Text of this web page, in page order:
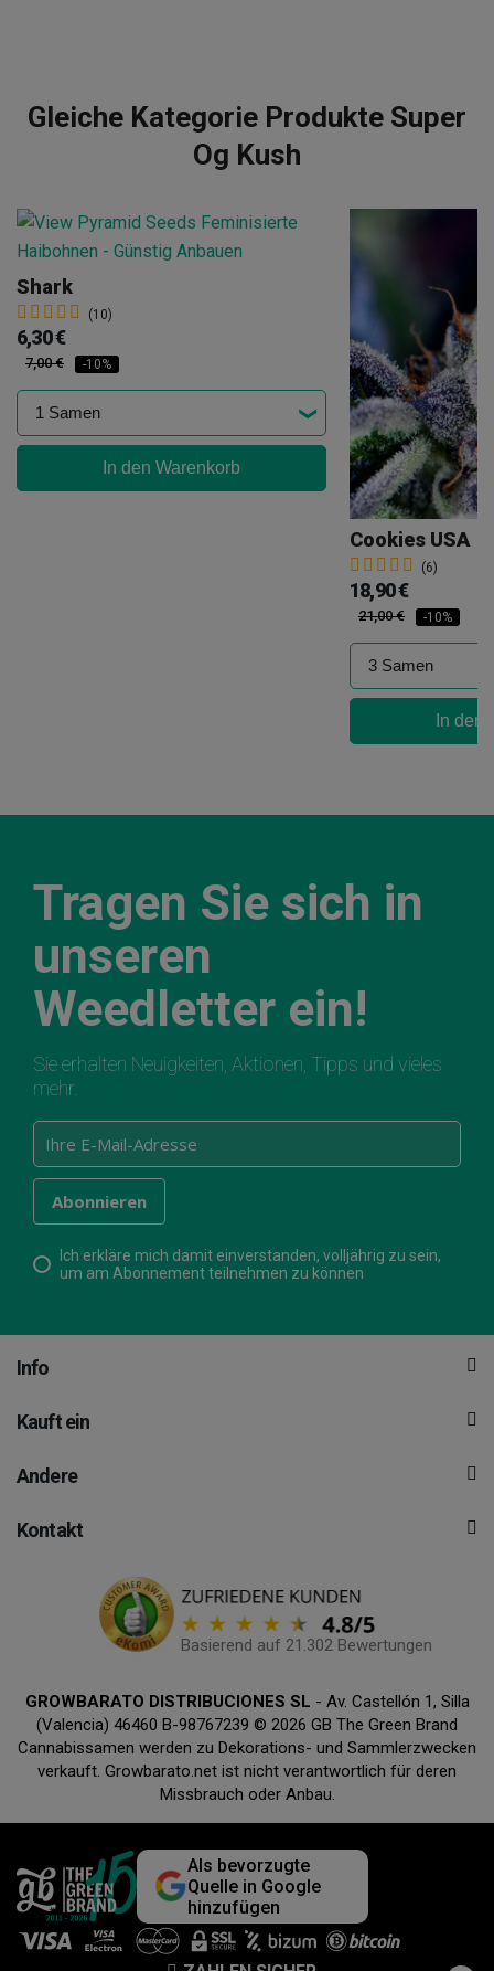
Gleiche Kategorie Produkte Super
Og Kush
Shark
(10)
6,30 €
7,00 € -10%
In den Warenkorb
Cookies USA
(6)
18,90 €
21,00 € -10%
In den
Tragen Sie sich in
unseren
Weedletter ein!
Sie erhalten Neuigkeiten, Aktionen, Tipps und vieles
mehr.
Ich erkläre mich damit einverstanden, volljährig zu sein,
um am Abonnement teilnehmen zu können
Info
Kauft ein
Andere
Kontakt
Basierend auf 21.302 Bewertungen
GROWBARATO DISTRIBUCIONES SL - Av. Castellón 1, Silla
(Valencia) 46460 B-98767239 © 2026 GB The Green Brand
Cannabissamen werden zu Dekorations- und Sammlerzwecken
verkauft. Growbarato.net ist nicht verantwortlich für deren
Missbrauch oder Anbau.
Als bevorzugte
Quelle in Google
hinzufügen